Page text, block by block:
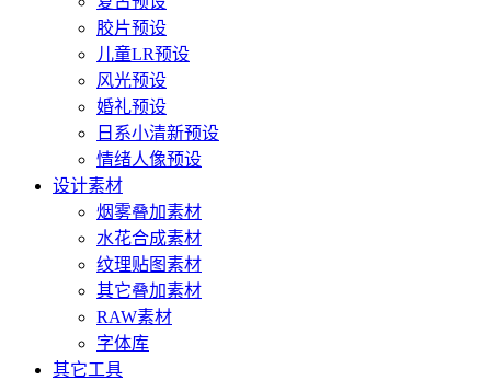
胶片预设
儿童LR预设
风光预设
婚礼预设
日系小清新预设
情绪人像预设
设计素材
烟雾叠加素材
水花合成素材
纹理贴图素材
其它叠加素材
RAW素材
字体库
其它工具